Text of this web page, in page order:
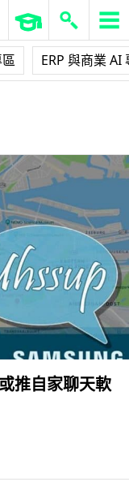
ERP 與商業 AI
推自家聊天軟